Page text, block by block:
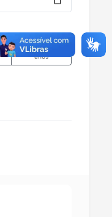
Últimos 10
anos